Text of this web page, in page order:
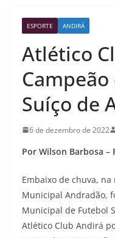
ESPORTE ANDIRÁ
Atlético
Suíço de
6 de dezembro de 2022
Por Wilson Barbosa –
Embaixo de chuva,
Municipal Andradão,
Municipal de Futebol
Atlético Club Andirá